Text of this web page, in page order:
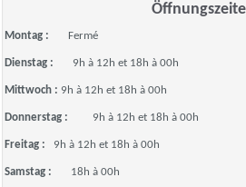
Montag : Fermé
Dienstag : 9h à 12h et 18h à 00h
Mittwoch : 9h à 12h et 18h à 00h
Donnerstag : 9h à 12h et 18h à 00h
Freitag : 9h à 12h et 18h à 00h
Samstag : 18h à 00h